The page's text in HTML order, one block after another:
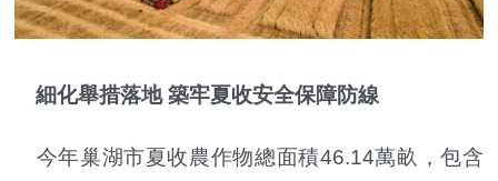
細化舉措落地 築牢夏收安全保障防線
今年巢湖市夏收農作物總面積46.14萬畝，包含